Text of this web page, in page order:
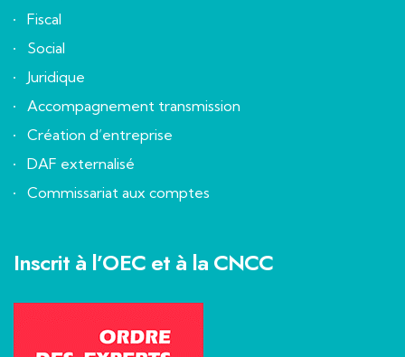
Fiscal
Social
Juridique
Accompagnement transmission
Création d’entreprise
DAF externalisé
Commissariat aux comptes
Inscrit à l’OEC et à la CNCC